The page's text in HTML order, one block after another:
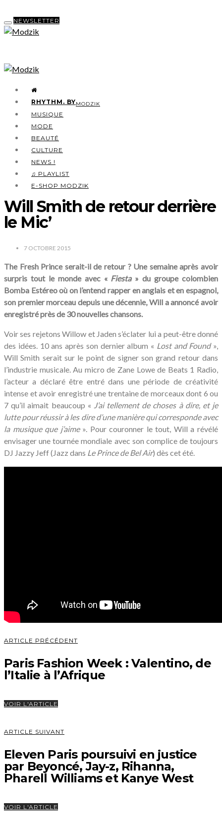
NEWSLETTER
RHYTHM. BYMODZIK
MUSIQUE
MODE
BEAUTÉ
CULTURE
NEWS !
♫ PLAYLIST
E-SHOP MODZIK
Will Smith de retour derrière
le Mic’
7 OCTOBRE 2015
The Fresh Prince serait-il de retour ? Une semaine après avoir
surpris tout le monde avec « Fiesta» du groupe colombien
Bomba Estéreo où on l’entend rapper en anglais et en espagnol,
son premier morceau depuis une décennie, Will a annoncé avoir
enregistré près de 30 nouvelles chansons.
Voir ses rejetons Willow et Jaden s’éclater lui a peut-être donné
des idées. 10 ans après son dernier album « Lost and Found»,
Will Smith serait sur le point de signer son grand retour dans
l’industrie musicale. Au micro de Zane Lowe de Beats 1 Radio,
l’acteur a déclaré être entré dans une période de créativité
intense et avoir enregistré une trentaine de morceaux dont 6 ou
7 qu’il aimait beaucoup « J’ai tellement de choses à dire, et je
lutte pour réussir à les dire d’une manière qui corresponde avec
la musique que j’aime». Pour couronner le tout, Will a révélé
envisager une tournée mondiale avec son complice de toujours
DJ Jazzy Jeff (Jazz dans Le Prince de Bel Air) dès cet été.
ARTICLE PRÉCÉDENT
Paris Fashion Week : Valentino, de
l’Italie à l’Afrique
VOIR L'ARTICLE
ARTICLE SUIVANT
Eleven Paris poursuivi en justice
par Beyoncé, Jay-z, Rihanna,
Pharell Williams et Kanye West
VOIR L'ARTICLE